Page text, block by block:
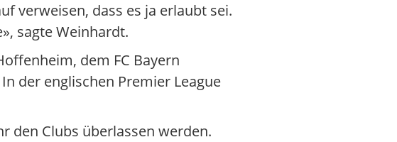
verweisen, dass es ja erlaubt sei.
sagte Weinhardt.
dem FC Bayern
der englischen Premier League
den Clubs überlassen werden.